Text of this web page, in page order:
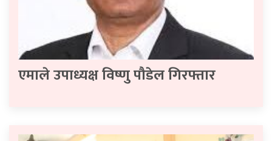
एमाले उपाध्यक्ष विष्णु पौडेल गिरफ्तार